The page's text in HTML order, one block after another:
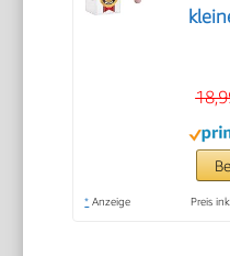
für
* Anzeige Preis